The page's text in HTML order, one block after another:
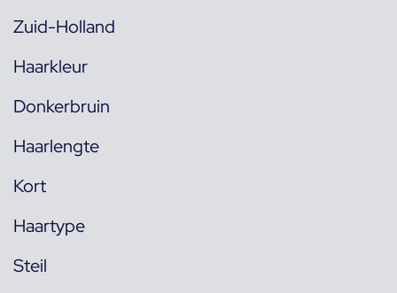
Zuid-Holland
Haarkleur
Donkerbruin
Haarlengte
Kort
Haartype
Steil